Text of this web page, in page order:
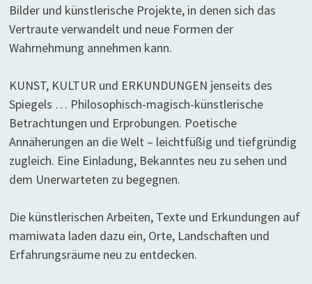
Bilder und künstlerische Projekte, in denen sich das
Vertraute verwandelt und neue Formen der
Wahrnehmung annehmen kann.
KUNST, KULTUR und ERKUNDUNGEN jenseits des
Spiegels … Philosophisch-magisch-künstlerische
Betrachtungen und Erprobungen. Poetische
Annäherungen an die Welt – leichtfüßig und tiefgründig
zugleich. Eine Einladung, Bekanntes neu zu sehen und
dem Unerwarteten zu begegnen.
Die künstlerischen Arbeiten, Texte und Erkundungen auf
mamiwata laden dazu ein, Orte, Landschaften und
Erfahrungsräume neu zu entdecken.